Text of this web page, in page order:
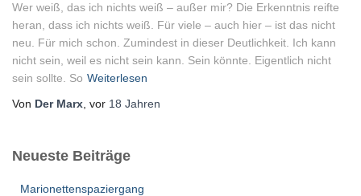
Wer weiß, das ich nichts weiß – außer mir? Die Erkenntnis reifte
heran, dass ich nichts weiß. Für viele – auch hier – ist das nicht
neu. Für mich schon. Zumindest in dieser Deutlichkeit. Ich kann
nicht sein, weil es nicht sein kann. Sein könnte. Eigentlich nicht
sein sollte. So Weiterlesen
Von Der Marx , vor 18 Jahren
Neueste Beiträge
Marionettenspaziergang